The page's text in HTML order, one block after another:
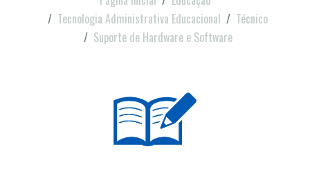
Tecnologia Administrativa Educacional
Técnico
Suporte de Hardware e Software